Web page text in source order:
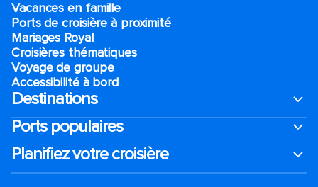
Vacances en famille
Ports de croisière à proximité
Mariages Royal
Croisières thématiques
Voyage de groupe​
Accessibilité à bord​
Destinations
Ports populaires
Planifiez votre croisière